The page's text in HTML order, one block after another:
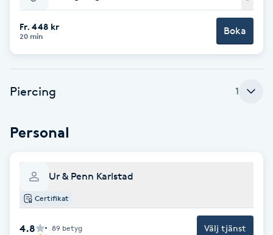
Babylights
Balayage
Bambumassage
BIAB
Blowout
Fr. 448 kr
20 min Boka
Piercing 1
Personal
Ur & Penn Karlstad
Certifikat
4.8 89 betyg Välj tjänst